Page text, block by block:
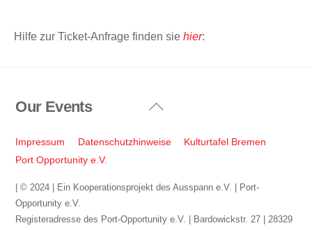
Hilfe zur Ticket-Anfrage finden sie hier:
Back
Top
Our Events
Impressum Datenschutzhinweise
Kulturtafel Bremen
Port Opportunity e.V.
| © 2024 | Ein Kooperationsprojekt des Ausspann e.V. | Port-
Opportunity e.V.
Registeradresse des Port-Opportunity e.V. | Bardowickstr. 27 | 28329